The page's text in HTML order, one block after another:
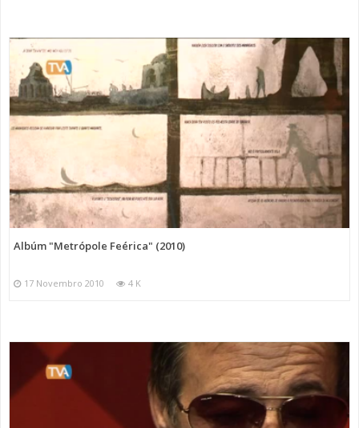
Albúm "Metrópole Feérica" (2010)
17 Novembro 2010 4 K